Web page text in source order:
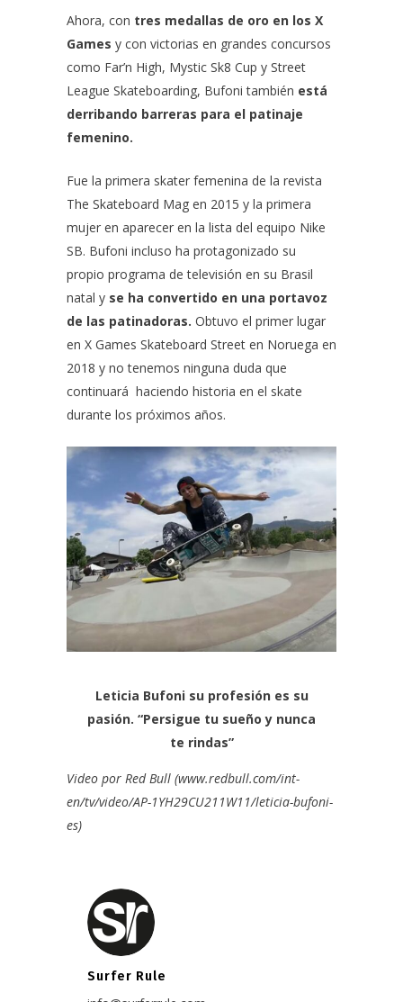
Ahora, con tres medallas de oro en los X
Games y con victorias en grandes concursos
como Far’n High, Mystic Sk8 Cup y Street
League Skateboarding, Bufoni también está
derribando barreras para el patinaje
femenino.
Fue la primera skater femenina de la revista
The Skateboard Mag en 2015 y la primera
mujer en aparecer en la lista del equipo Nike
SB. Bufoni incluso ha protagonizado su
propio programa de televisión en su Brasil
natal y se ha convertido en una portavoz
de las patinadoras. Obtuvo el primer lugar
en X Games Skateboard Street en Noruega en
2018 y no tenemos ninguna duda que
continuará haciendo historia en el skate
durante los próximos años.
Leticia Bufoni su profesión es su
pasión. “Persigue tu sueño y nunca
te rindas”
Video por Red Bull (www.redbull.com/int-
en/tv/video/AP-1YH29CU211W11/leticia-bufoni-
es)
Surfer Rule